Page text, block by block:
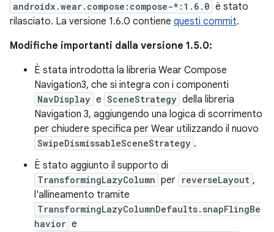
androidx.wear.compose:compose-*:1.6.0 è stato
rilasciato. La versione 1.6.0 contiene questi commit.
Modifiche importanti dalla versione 1.5.0:
È stata introdotta la libreria Wear Compose
Navigation3, che si integra con i componenti
NavDisplay e SceneStrategy della libreria
Navigation 3, aggiungendo una logica di scorrimento
per chiudere specifica per Wear utilizzando il nuovo
SwipeDismissableSceneStrategy .
È stato aggiunto il supporto di
TransformingLazyColumn per reverseLayout ,
l'allineamento tramite
TransformingLazyColumnDefaults.snapFlingBe
havior e